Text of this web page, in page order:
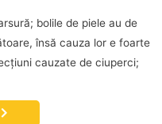
bolile de piele au de
însă cauza lor e foarte
cauzate de ciuperci;